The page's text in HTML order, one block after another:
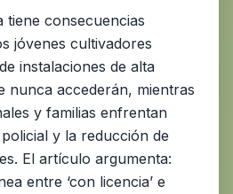
tiene consecuencias
jóvenes cultivadores
instalaciones de alta
nunca accederán, mientras
y familias enfrentan
y la reducción de
El artículo argumenta:
entre ‘con licencia’ e